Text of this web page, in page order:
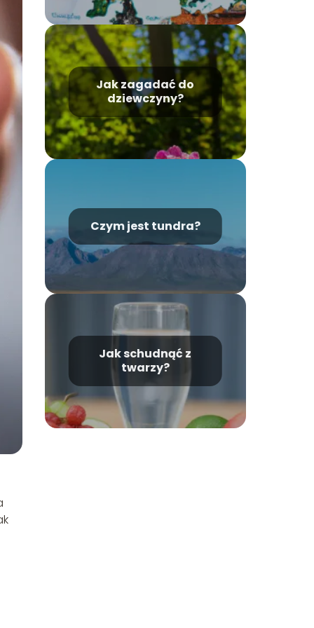
Jak zagadać do
dziewczyny?
Czym jest tundra?
Jak schudnąć z
twarzy?